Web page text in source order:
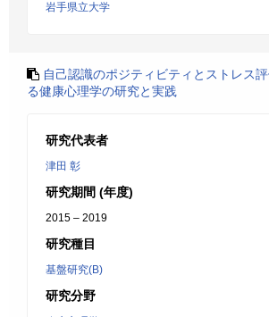
岩手県立大学
自己認識のポジティビティとストレス
る健康心理学の研究と実践
研究代表者
津田 彰
研究期間 (年度)
2015 – 2019
研究種目
基盤研究(B)
研究分野